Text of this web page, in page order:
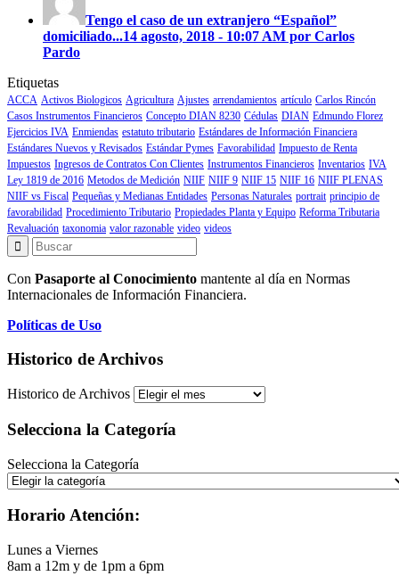
Tengo el caso de un extranjero “Español”
domiciliado...14 agosto, 2018 - 10:07 AM por Carlos
Pardo
Etiquetas
ACCA Activos Biologicos Agricultura Ajustes arrendamientos artículo Carlos Rincón
Casos Instrumentos Financieros Concepto DIAN 8230 Cédulas DIAN Edmundo Florez
Ejercicios IVA Enmiendas estatuto tributario Estándares de Información Financiera
Estándares Nuevos y Revisados Estándar Pymes Favorabilidad Impuesto de Renta
Impuestos Ingresos de Contratos Con Clientes Instrumentos Financieros Inventarios IVA
Ley 1819 de 2016 Metodos de Medición NIIF NIIF 9 NIIF 15 NIIF 16 NIIF PLENAS
NIIF vs Fiscal Pequeñas y Medianas Entidades Personas Naturales portrait principio de
favorabilidad Procedimiento Tributario Propiedades Planta y Equipo Reforma Tributaria
Revaluación taxonomia valor razonable video videos
Con Pasaporte al Conocimiento mantente al día en Normas
Internacionales de Información Financiera.
Políticas de Uso
Historico de Archivos
Historico de Archivos
Selecciona la Categoría
Selecciona la Categoría
Horario Atención:
Lunes a Viernes
8am a 12m y de 1pm a 6pm